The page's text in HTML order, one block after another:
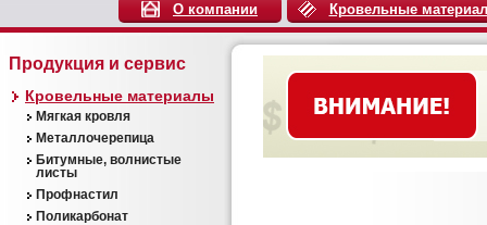
О компании Кровельные
Продукция и сервис
Кровельные материалы
Мягкая кровля
Металлочерепица
Битумные, волнистые
листы
Профнастил
Поликарбонат